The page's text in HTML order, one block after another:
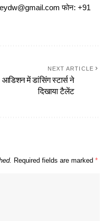
फोन: +91
NEXT ARTICLE
आडिशन में डांसिंग स्टार्स ने
दिखाया टैलेंट
Required fields are marked *